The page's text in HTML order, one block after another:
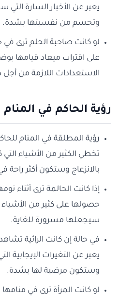
يعبر عن الأخبار السارة
وتحسم من نفسيتها بشدة.
لو كانت صاحبة الحلم ترى
على اقتراب ميعاد قيامها
الاستعدادات اللازمة من
رؤية الحاكم في
رؤية المطلقة في المنام
تخطي الكثير من الأشياء
بالانزعاج وستكون أكثر راحة
إذا كانت الحالمة ترى أثناء
حصولها على كثير من الأشياء
سيجعلها مسرورة للغاية.
في حالة إن كانت الرائية
يعبر عن التغيرات الإيجابية
وستكون مرضية لها بشدة.
لو كانت المرأة ترى في